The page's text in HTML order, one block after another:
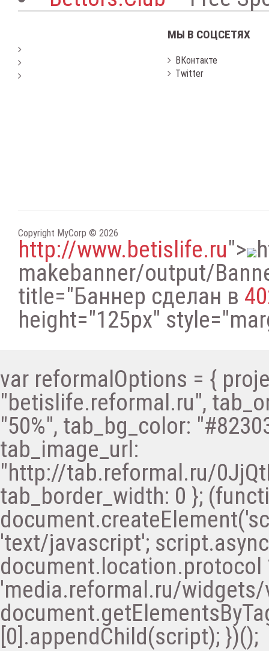
МЫ В СОЦСЕТЯХ
ВКонтакте
Twitter
Copyright MyCorp © 2026
http://www.betislife.ru">
makebanner/output/
title="Баннер сделан в
height="125px"
var reformalOptions = {
"betislife.reformal.ru",
"50%", tab_bg_color:
tab_image_url:
"http://tab.reformal.ru/
tab_border_width: 0 };
'text/javascript';
'media.reformal.ru/
[0].appendChild(script); })();